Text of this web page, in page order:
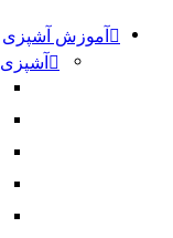
آموزش آشپزی
آشپزی